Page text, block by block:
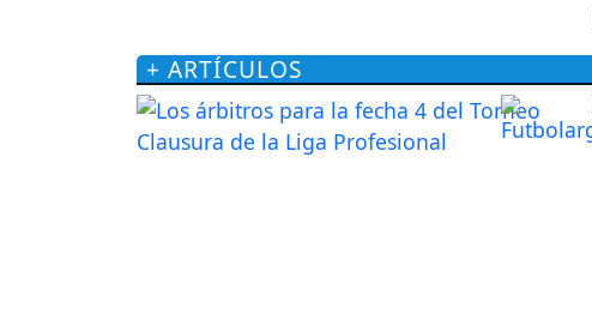
+ ARTÍCULOS